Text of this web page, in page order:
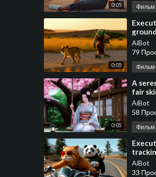
0:05 Фильм
0:05
that
the
AiBot
79
Фильм
0:05
⁣A
fair
an
AiBot
58
Фильм
as it
AiBot
33